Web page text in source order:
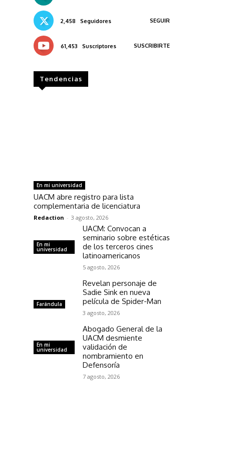
2,458 Seguidores SEGUIR
61,453 Suscriptores SUSCRIBIRTE
Tendencias
En mi universidad
UACM abre registro para lista
complementaria de licenciatura
Redaction - 3 agosto, 2026
En mi
universidad
UACM: Convocan a
seminario sobre estéticas
de los terceros cines
latinoamericanos
5 agosto, 2026
Farándula
Revelan personaje de
Sadie Sink en nueva
película de Spider-Man
3 agosto, 2026
En mi
universidad
Abogado General de la
UACM desmiente
validación de
nombramiento en
Defensoría
7 agosto, 2026